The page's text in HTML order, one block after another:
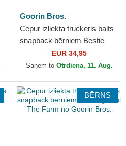
Goorin Bros.
Cepur izliekta truckeris balts
snapback bērniem Bestie
Mini The Farm no Goorin
Bros.
EUR 34,95
Saņem to Otrdiena, 11. Aug.
BĒRNS